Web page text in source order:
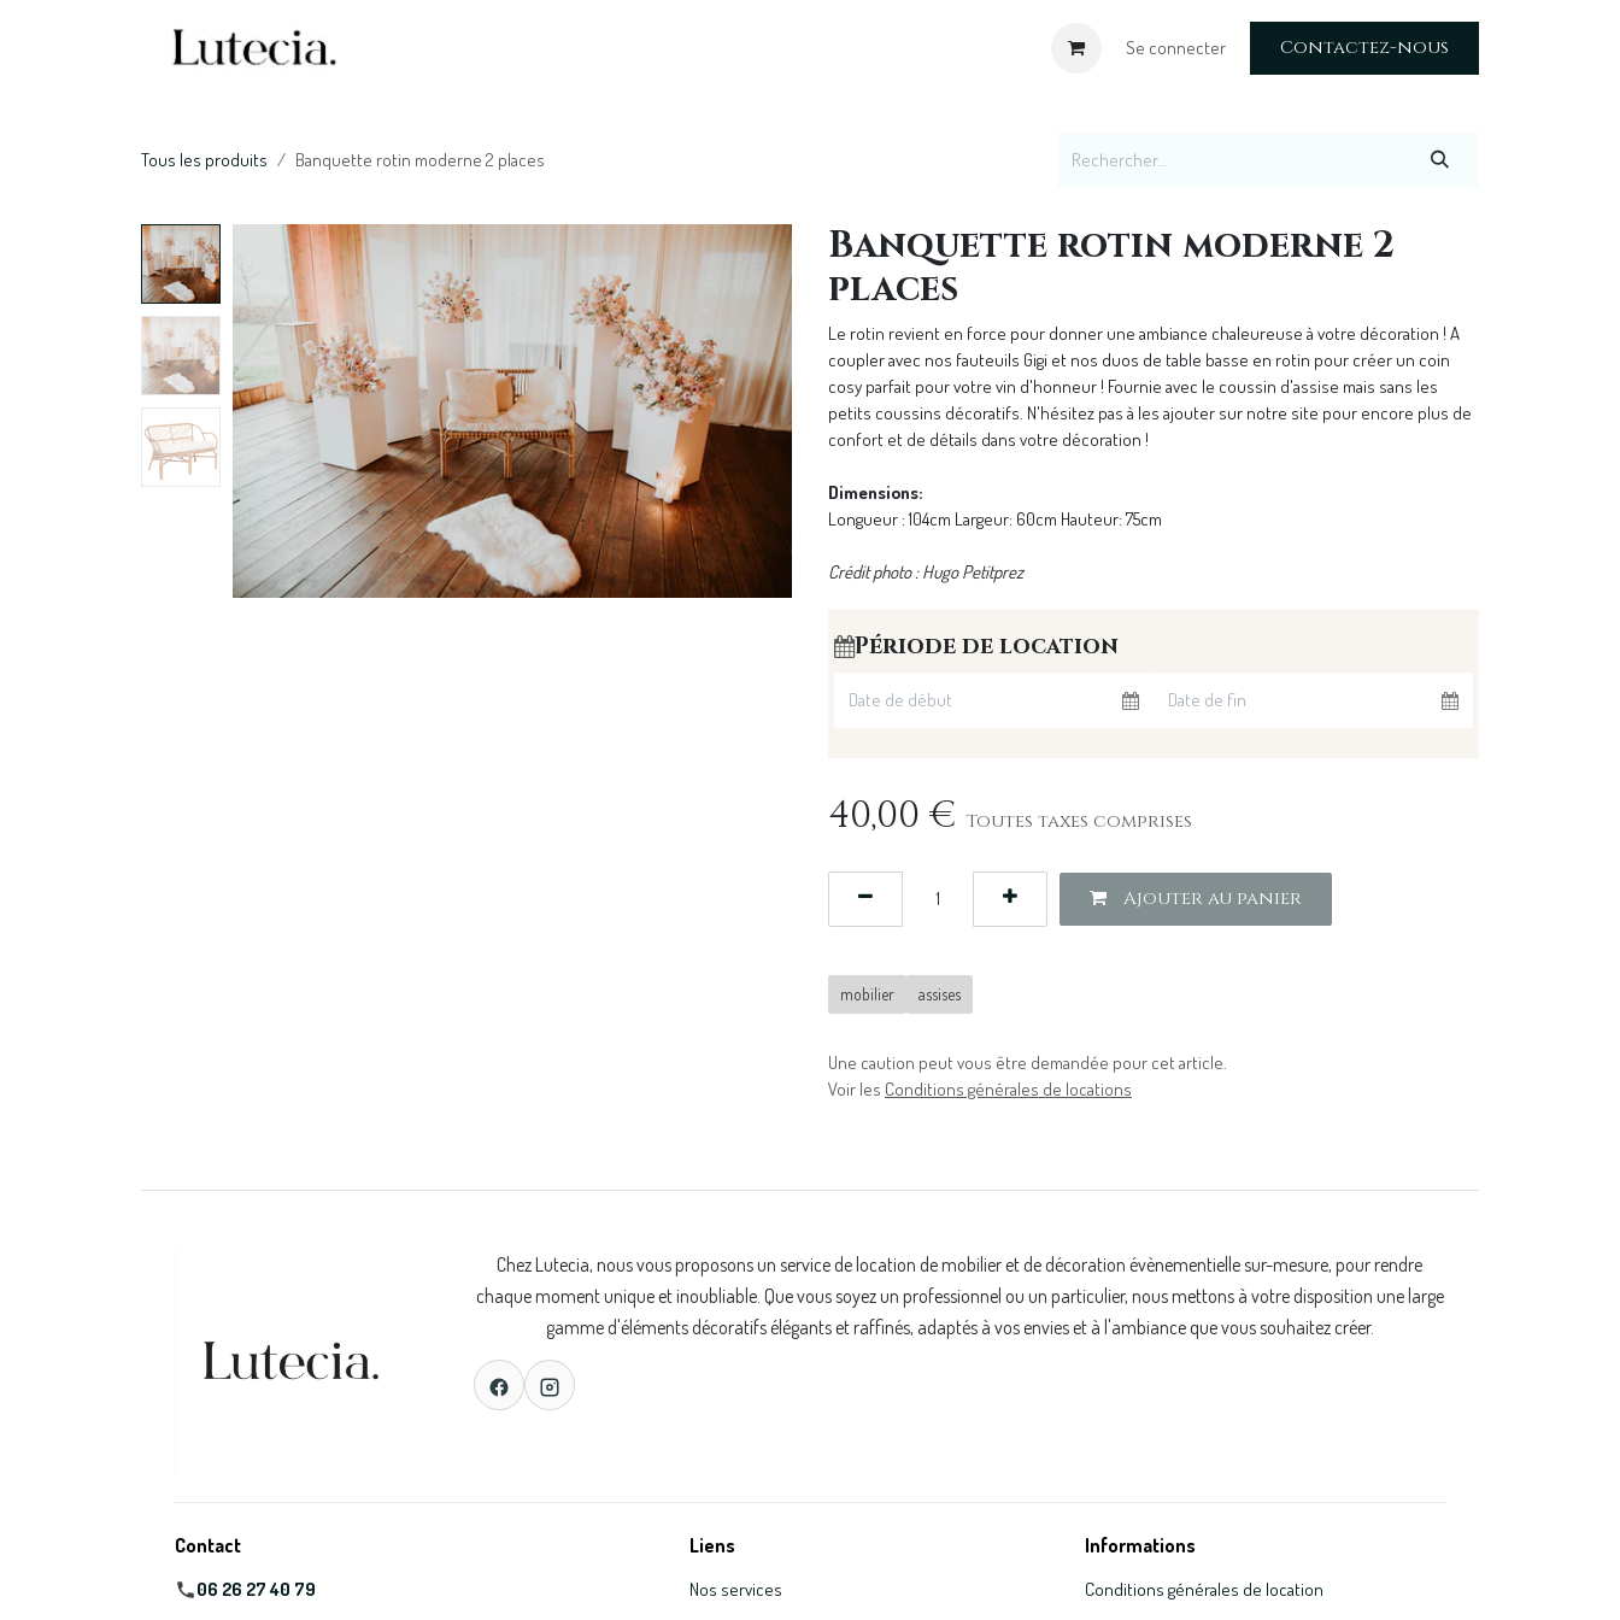
Se connecter Contactez-nous
Tous les produits Banquette rotin moderne 2 places
Banquette rotin moderne 2
places
Le rotin revient en force pour donner une ambiance chaleureuse à votre décoration ! A
coupler avec nos fauteuils Gigi et nos duos de table basse en rotin pour créer un coin
cosy parfait pour votre vin d'honneur ! Fournie avec le coussin d'assise mais sans les
petits coussins décoratifs. N'hésitez pas à les ajouter sur notre site pour encore plus de
confort et de détails dans votre décoration !
Dimensions:
Longueur : 104cm Largeur: 60cm Hauteur: 75cm
Crédit photo : Hugo Petitprez
Période de location
40,00 € Toutes taxes comprises
Ajouter au panier
mobilier assises
Une caution peut vous être demandée pour cet article.
Voir les Conditions générales de locations
Chez Lutecia, nous vous proposons un service de location de mobilier et de décoration évènementielle sur-mesure, pour rendre
chaque moment unique et inoubliable. Que vous soyez un professionnel ou un particulier, nous mettons à votre disposition une large
gamme d'éléments décoratifs élégants et raffinés, adaptés à vos envies et à l'ambiance que vous souhaitez créer.
Contact
06 26 27 40 79
Liens
Nos services
Informations
Conditions générales de location